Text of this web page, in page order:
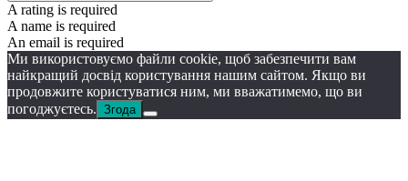
A rating is required
A name is required
An email is required
Ми використовуємо файли cookie, щоб забезпечити вам
найкращий досвід користування нашим сайтом. Якщо ви
продовжите користуватися ним, ми вважатимемо, що ви
погоджуєтесь. Згода